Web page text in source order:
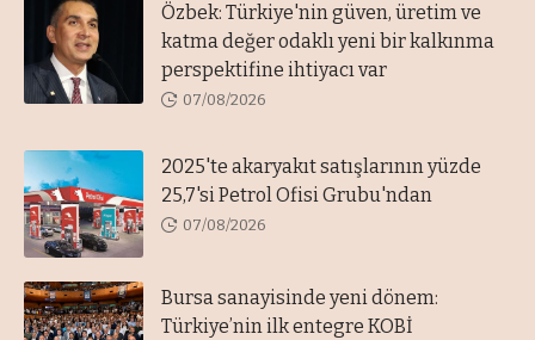
Özbek: Türkiye'nin güven, üretim ve
katma değer odaklı yeni bir kalkınma
perspektifine ihtiyacı var
07/08/2026
2025'te akaryakıt satışlarının yüzde
25,7'si Petrol Ofisi Grubu'ndan
07/08/2026
Bursa sanayisinde yeni dönem:
Türkiye’nin ilk entegre KOBİ